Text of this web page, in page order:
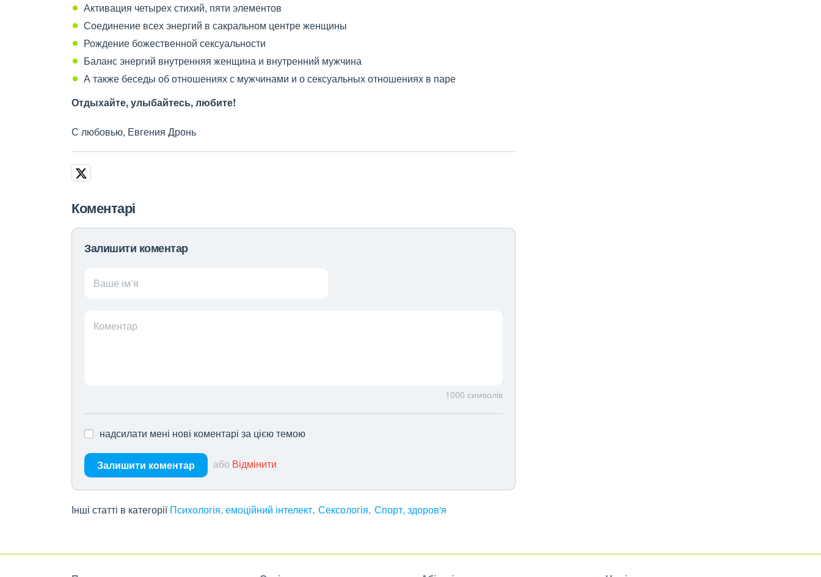
Активация четырех стихий, пяти элементов
Соединение всех энергий в сакральном центре женщины
Рождение божественной сексуальности
Баланс энергий внутренняя женщина и внутренний мужчина
А также беседы об отношениях с мужчинами и о сексуальных отношениях в паре
Отдыхайте, улыбайтесь, любите!
С любовью, Евгения Дронь
Коментарі
Залишити коментар
Ваше ім’я
Коментар
1000 символів
надсилати мені нові коментарі за цією темою
Залишити коментар або Відмінити
Інші статті в категорії Психологія, емоційний інтелект Сексологія Спорт, здоров'я